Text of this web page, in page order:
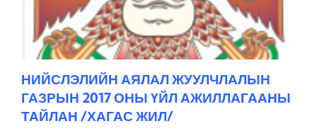
НИЙСЛЭЛИЙН АЯЛАЛ ЖУУЛЧЛАЛЫН
ГАЗРЫН 2017 ОНЫ ҮЙЛ АЖИЛЛАГААНЫ
ТАЙЛАН /ХАГАС ЖИЛ/